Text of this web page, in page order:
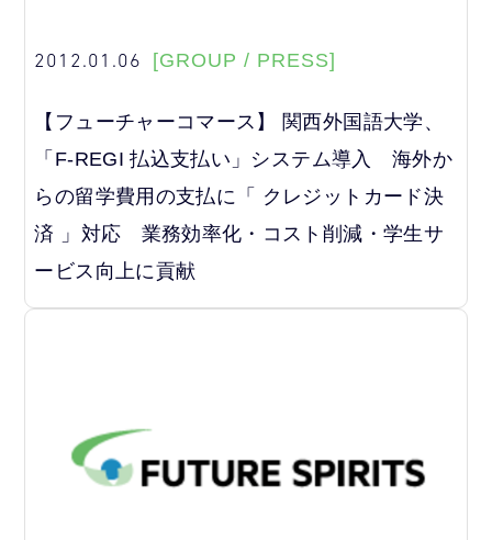
2012.01.06 [GROUP / PRESS]
【フューチャーコマース】 関西外国語大学、
「F-REGI 払込支払い」システム導入 海外か
らの留学費用の支払に「 クレジットカード決
済 」対応 業務効率化・コスト削減・学生サ
ービス向上に貢献